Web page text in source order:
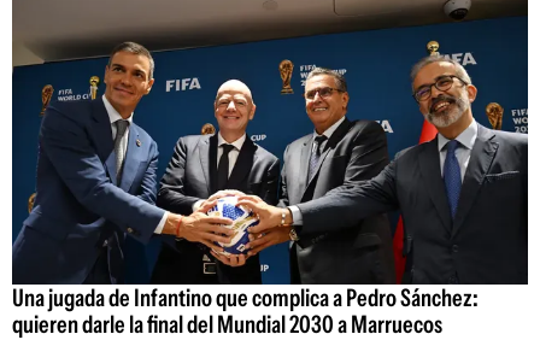
Una jugada de Infantino que complica a Pedro Sánchez:
quieren darle la final del Mundial 2030 a Marruecos